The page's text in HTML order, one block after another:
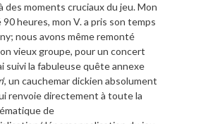
des moments cruciaux du jeu. Mon
heures, mon V. a pris son temps
nous avons même remonté
vieux groupe, pour un concert
suivi la fabuleuse quête annexe
‘, un cauchemar dickien absolument
renvoie directement à toute la
de